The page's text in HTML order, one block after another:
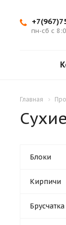
пн-сб с
Главная
Блоки
Кирпичи
Брусчатка